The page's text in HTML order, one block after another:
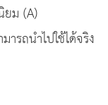
ษณะ
รถนำไปใช้ได้จริง